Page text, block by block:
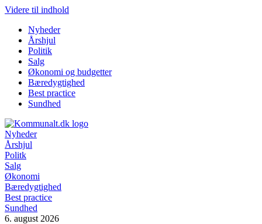
Videre til indhold
Nyheder
Årshjul
Politik
Salg
Økonomi og budgetter
Bæredygtighed
Best practice
Sundhed
Nyheder
Årshjul
Politk
Salg
Økonomi
Bæredygtighed
Best practice
Sundhed
6. august 2026